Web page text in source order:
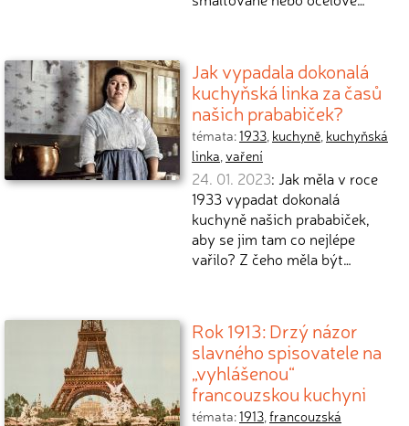
Jak vypadala dokonalá
kuchyňská linka za časů
našich prababiček?
témata:1933, kuchyně, kuchyňská
linka,vaření
24. 01. 2023: Jak měla v roce
1933 vypadat dokonalá
kuchyně našich prababiček,
aby se jim tam co nejlépe
vařilo? Z čeho měla být…
Rok 1913: Drzý názor
slavného spisovatele na
„vyhlášenou“
francouzskou kuchyni
témata:1913,francouzská